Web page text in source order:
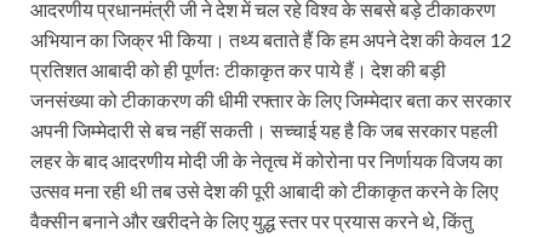
आदरणीय प्रधानमंत्री जी ने देश में चल रहे विश्व के सबसे बड़े टीकाकरण
अभियान का जिक्र भी किया। तथ्य बताते हैं कि हम अपने देश की केवल 12
प्रतिशत आबादी को ही पूर्णतः टीकाकृत कर पाये हैं। देश की बड़ी
जनसंख्या को टीकाकरण की धीमी रफ्तार के लिए जिम्मेदार बता कर सरकार
अपनी जिम्मेदारी से बच नहीं सकती। सच्चाई यह है कि जब सरकार पहली
लहर के बाद आदरणीय मोदी जी के नेतृत्व में कोरोना पर निर्णायक विजय का
उत्सव मना रही थी तब उसे देश की पूरी आबादी को टीकाकृत करने के लिए
वैक्सीन बनाने और खरीदने के लिए युद्ध स्तर पर प्रयास करने थे, किंतु